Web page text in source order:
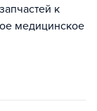
к
медицинское